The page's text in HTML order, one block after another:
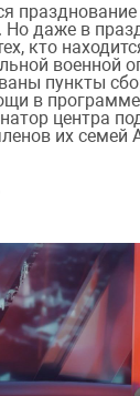
Но даже в
кто
военной
пункты
в
центра
их семей